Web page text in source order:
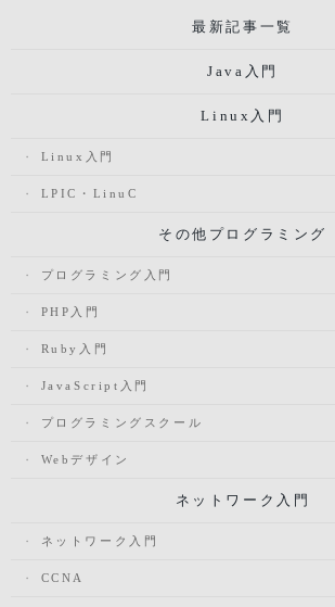
最新記事一覧
Java入門
Linux入門
Linux入門
LPIC・LinuC
その他プログラミング
プログラミング入門
PHP入門
Ruby入門
JavaScript入門
プログラミングスクール
Webデザイン
ネットワーク入門
ネットワーク入門
CCNA